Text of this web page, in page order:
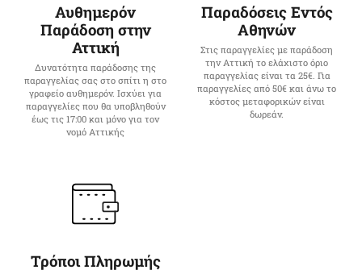
Αυθημερόν
Παράδοση στην
Αττική
Δυνατότητα παράδοσης της
παραγγελίας σας στο σπίτι η στο
γραφείο αυθημερόν. Ισχύει για
παραγγελίες που θα υποβληθούν
έως τις 17:00 και μόνο για τον
νομό Αττικής
Παραδόσεις Εντός
Αθηνών
Στις παραγγελίες με παράδοση
την Αττική το ελάχιστο όριο
παραγγελίας είναι τα 25€. Για
παραγγελίες από 50€ και άνω το
κόστος μεταφορικών είναι
δωρεάν.
Τρόποι Πληρωμής